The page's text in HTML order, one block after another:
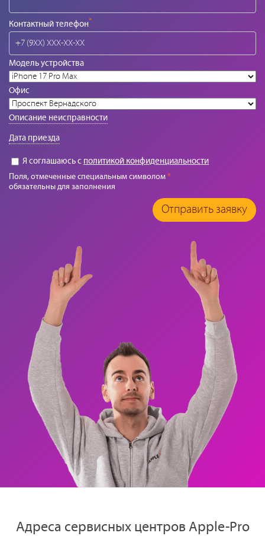
Контактный телефон*
Модель устройства
Офис
Описание неисправности
Дата приезда
Я соглашаюсь с политикой конфиденциальности
Поля, отмеченные специальным символом*
обязательны для заполнения
Отправить заявку
Адреса сервисных центров Apple-Pro